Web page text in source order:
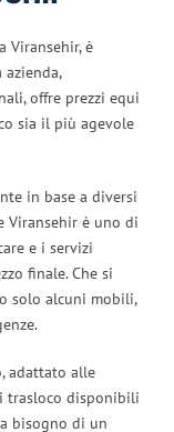
Viransehir, è
offre prezzi equi
sia il più agevole
in base a diversi
Viransehir è uno di
e i servizi
finale. Che si
solo alcuni mobili,
adattato alle
trasloco disponibili
bisogno di un